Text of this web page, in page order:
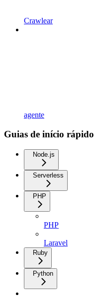
Crawlear
agente
Guias de início rápido
Node.js
Serverless
PHP
PHP
Laravel
Ruby
Python